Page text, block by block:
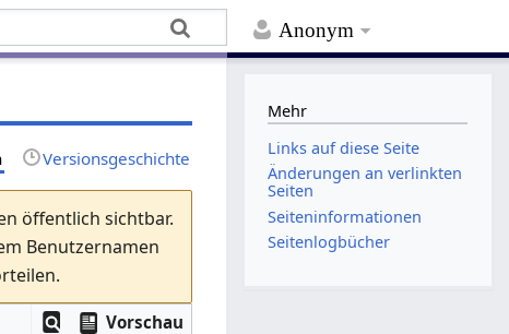
Anonym
Versionsgeschichte
öffentlich sichtbar.
Benutzernamen
Vorschau
Mehr
Links auf diese Seite
Änderungen an verlinkten
Seiten
Seiten­­informationen
Seitenlogbücher